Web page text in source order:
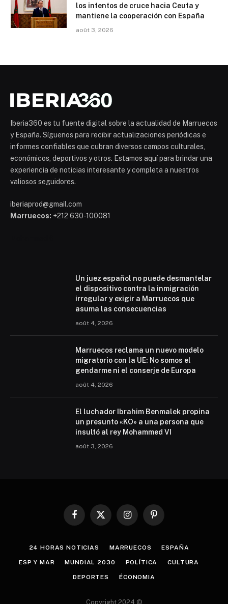
los intentos de cruce hacia Ceuta y
mantiene la cooperación con España
août 3, 2026
Iberia360 es tu fuente digital sobre la actualidad de Marruecos
y España. Síguenos para recibir actualizaciones periódicas e
informes confiables que cubran diversos campos culturales,
económicos, deportivos y otros. Estamos aquí para brindar una
experiencia de noticias interesante y completa a nuestros
valiosos seguidores.
iberiaprod@gmail.com
Marruecos: +212 630-100081
Un juez español no puede desmantelar
el dispositivo contra la inmigración
irregular y exigir a Marruecos que
asuma las consecuencias
août 4, 2026
Marruecos reclama un nuevo modelo
migratorio con la UE: No somos el
gendarme ni el conserje de Europa
août 4, 2026
El luchador Ibrahim Benmalek propina
un presunto «KO» a una persona que
insultó al rey Mohammed VI
août 3, 2026
Facebook
X
InstagramPinterest
24 HORAS NOTICIAS MARRUECOS ESPAÑA
ESP Y MAR MUNDIAL 2030 POLÍTICA CULTURA
DEPORTES ÉCONOMIA
Copyright 2024 ©